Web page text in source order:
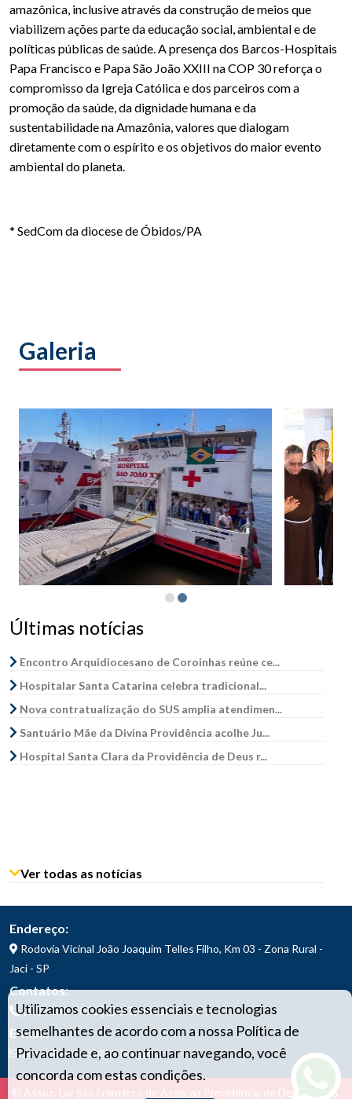
Últimas notícias
Encontro Arquidiocesano de Coroinhas reúne ce...
Hospitalar Santa Catarina celebra tradicional...
Nova contratualização do SUS amplia atendimen...
Santuário Mãe da Divina Providência acolhe Ju...
Hospital Santa Clara da Providência de Deus r...
Ver todas as notícias
amazônica, inclusive através da construção de meios que
viabilizem ações parte da educação social, ambiental e de
políticas públicas de saúde. A presença dos Barcos-Hospitais
Papa Francisco e Papa São João XXIII na COP 30 reforça o
compromisso da Igreja Católica e dos parceiros com a
promoção da saúde, da dignidade humana e da
sustentabilidade na Amazônia, valores que dialogam
diretamente com o espírito e os objetivos do maior evento
ambiental do planeta.
* SedCom da diocese de Óbidos/PA
Galeria
Endereço:
Rodovia Vicinal João Joaquim Telles Filho, Km 03 - Zona Rural -
Jaci - SP
Contatos:
(17) 3283-9070| (17) 98157-1414
E-mail:
larsaofrancisco@alsf.org.br
© Assoc. Lar São Francisco de Assis na Providência de Deus - 2026.
Utilizamos cookies essenciais e tecnologias
semelhantes de acordo com a nossa Política de
Privacidade e, ao continuar navegando, você
concorda com estas condições.